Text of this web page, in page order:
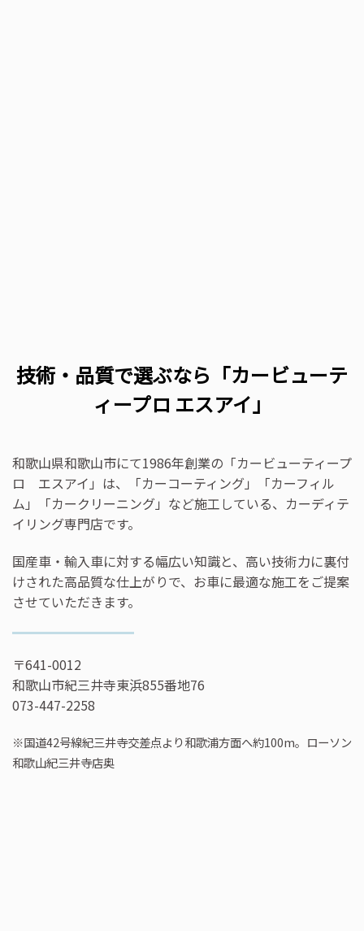
技術・品質で選ぶなら「カービューテ
ィープロ エスアイ」
和歌山県和歌山市にて1986年創業の「カービューティープ
ロ エスアイ」は、「カーコーティング」「カーフィル
ム」「カークリーニング」など施工している、カーディテ
イリング専門店です。
国産車・輸入車に対する幅広い知識と、高い技術力に裏付
けされた高品質な仕上がりで、お車に最適な施工をご提案
させていただきます。
〒641-0012
和歌山市紀三井寺東浜855番地76
073-447-2258
※国道42号線紀三井寺交差点より和歌浦方面へ約100m。ローソン
和歌山紀三井寺店奥